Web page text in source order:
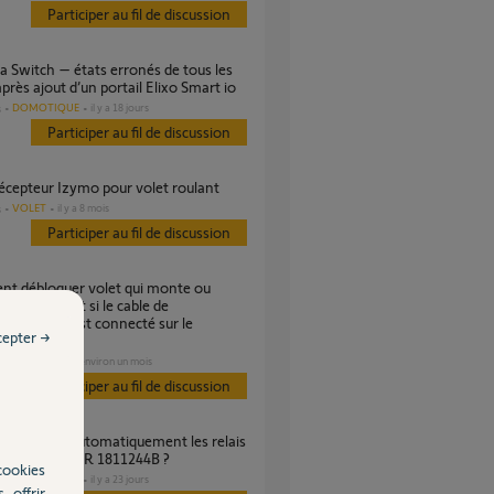
Participer au fil de discussion
ajout d’un portail Elixo Smart io
DOMOTIQUE il y a 18 jours
Participer au fil de discussion
récepteur Izymo pour volet roulant
VOLET il y a 8 mois
Participer au fil de discussion
uniquement si le cable de
descente est connecté sur le
?
il y a environ un mois
Participer au fil de discussion
module VR 1811244B ?
DOMOTIQUE il y a 23 jours
→